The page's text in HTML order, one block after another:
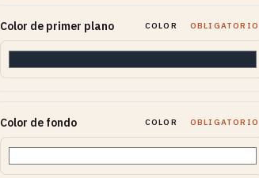
Color de primer plano COLOR OBLIGATORIO
Color de fondo COLOR OBLIGATORIO